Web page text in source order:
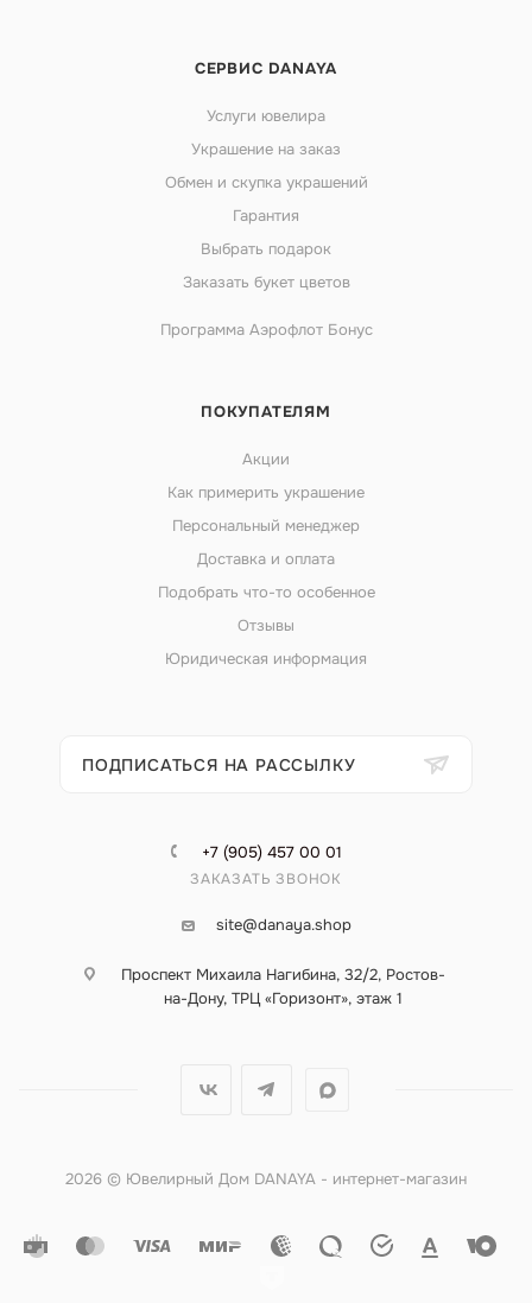
СЕРВИС DANAYA
Услуги ювелира
Украшение на заказ
Обмен и скупка украшений
Гарантия
Выбрать подарок
Заказать букет цветов
Программа Аэрофлот Бонус
ПОКУПАТЕЛЯМ
Акции
Как примерить украшение
Персональный менеджер
Доставка и оплата
Подобрать что-то особенное
Отзывы
Юридическая информация
ПОДПИСАТЬСЯ НА РАССЫЛКУ
+7 (905) 457 00 01
ЗАКАЗАТЬ ЗВОНОК
site@danaya.shop
Проспект Михаила Нагибина, 32/2, Ростов-
на-Дону, ТРЦ «Горизонт», этаж 1
2026 © Ювелирный Дом DANAYA - интернет-магазин